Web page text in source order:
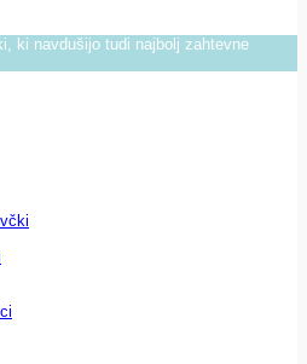
ki navdušijo tudi najbolj zahtevne